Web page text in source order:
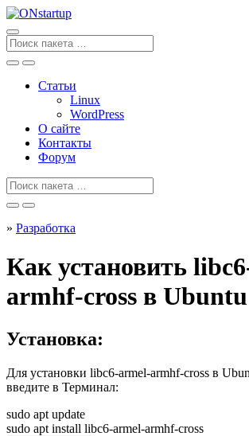
Перейти
к
содержанию
Поиск
для
Статьи
Linux
WordPress
О сайте
Контакты
Форум
Поиск
» Разработка
Как установить
armhf-cross в Ubuntu
Установка:
Для установки libc6-armel-armhf-cross в
введите в Терминал:
sudo apt update
sudo apt install libc6-armel-armhf-cross